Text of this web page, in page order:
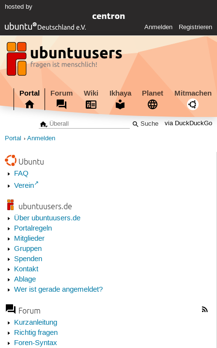
hosted by
Anmelden Registrieren
Portal Forum Wiki Ikhaya Planet Mitmachen
via DuckDuckGo
Portal Anmelden
Ubuntu
FAQ
Verein
ubuntuusers.de
Über ubuntuusers.de
Portalregeln
Mitglieder
Gruppen
Spenden
Kontakt
Ablage
Wer ist gerade angemeldet?
Forum
Kurzanleitung
Richtig fragen
Foren-Syntax